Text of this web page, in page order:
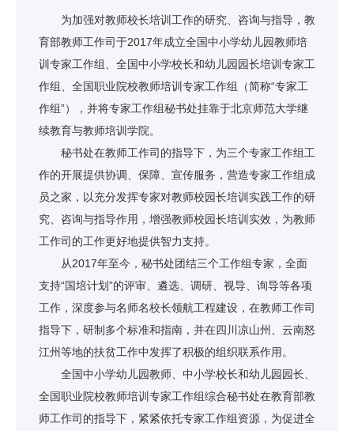
为加强对教师校长培训工作的研究、咨询与指导，教
育部教师工作司于2017年成立全国中小学幼儿园教师培
训专家工作组、全国中小学校长和幼儿园园长培训专家工
作组、全国职业院校教师培训专家工作组（简称“专家工
作组”），并将专家工作组秘书处挂靠于北京师范大学继
续教育与教师培训学院。
秘书处在教师工作司的指导下，为三个专家工作组工
作的开展提供协调、保障、宣传服务，营造专家工作组成
员之家，以充分发挥专家对教师校园长培训实践工作的研
究、咨询与指导作用，增强教师校园长培训实效，为教师
工作司的工作更好地提供智力支持。
从2017年至今，秘书处团结三个工作组专家，全面
支持“国培计划”的评审、遴选、调研、视导、询导等各项
工作，深度参与名师名校长领航工程建设，在教师工作司
指导下，研制多个标准和指南，并在四川凉山州、云南怒
江州等地的扶贫工作中发挥了积极的组织联系作用。
全国中小学幼儿园教师、中小学校长和幼儿园园长、
全国职业院校教师培训专家工作组综合秘书处在教育部教
师工作司的指导下，紧紧依托专家工作组资源，为促进全